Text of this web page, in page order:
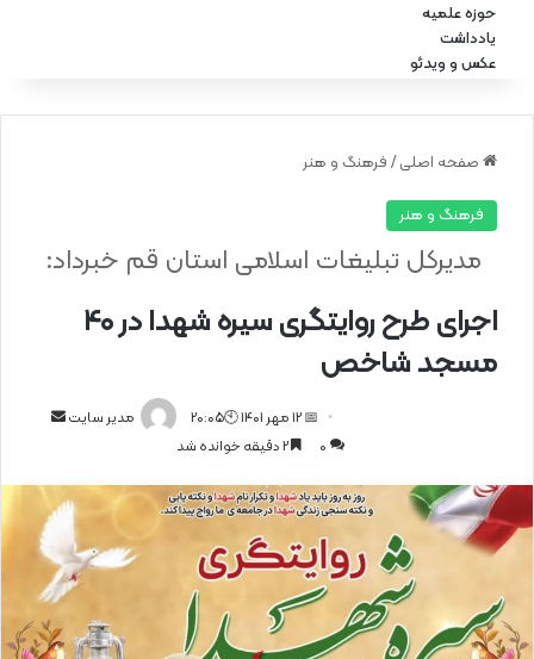
حوزه علمیه
یادداشت
عکس و ویدئو
صفحه اصلی / فرهنگ و هنر
فرهنگ و هنر
اجرای طرح روایتگری سیره شهدا در ۴۰
مسجد شاخص
مدیرکل تبلیغات اسلامی استان قم خبرداد:
مدیر سایت
ل
ا
ی
م
ی
📅 12 مهر 1401 🕙20:05
0